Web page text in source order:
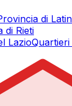
di
di Rieti
Lazio